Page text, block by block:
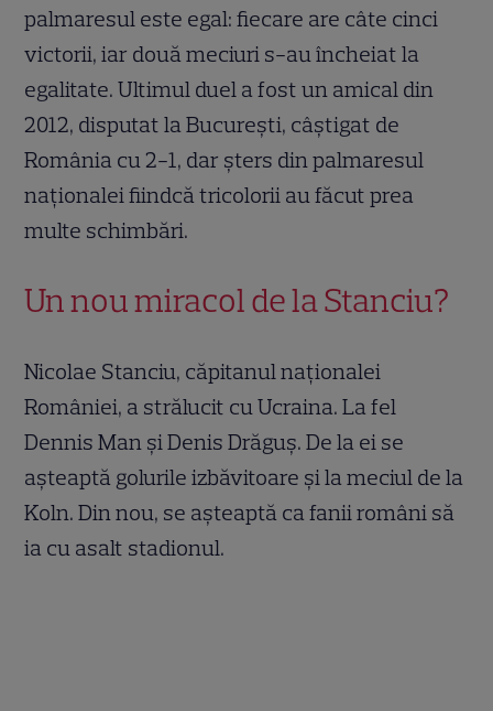
palmaresul este egal: fiecare are câte cinci
victorii, iar două meciuri s-au încheiat la
egalitate. Ultimul duel a fost un amical din
2012, disputat la București, câștigat de
România cu 2-1, dar șters din palmaresul
naționalei fiindcă tricolorii au făcut prea
multe schimbări.
Un nou miracol de la Stanciu?
Nicolae Stanciu, căpitanul naționalei
României, a strălucit cu Ucraina. La fel
Dennis Man și Denis Drăguș. De la ei se
așteaptă golurile izbăvitoare și la meciul de la
Koln. Din nou, se așteaptă ca fanii români să
ia cu asalt stadionul.